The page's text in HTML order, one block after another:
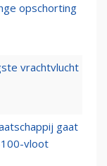
opschorting
vrachtvlucht
gaat
100-vloot